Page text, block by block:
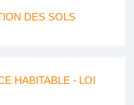
DES SOLS
HABITABLE - LOI